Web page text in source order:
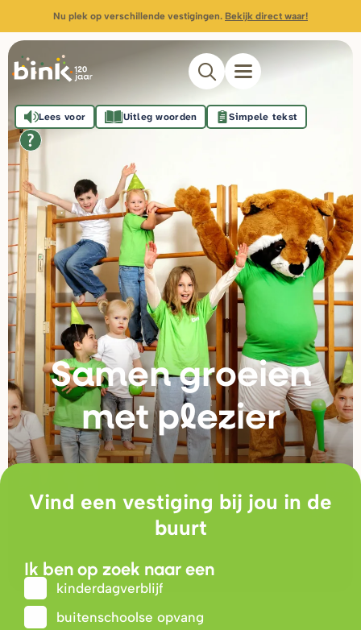
Nu plek op verschillende vestigingen. Bekijk direct waar!
Samen groeien
met plezier
Lees voor Uitleg woorden Simpele tekst
Vind een vestiging bij jou in de
buurt
Ik ben op zoek naar een
kinderdagverblijf
buitenschoolse opvang